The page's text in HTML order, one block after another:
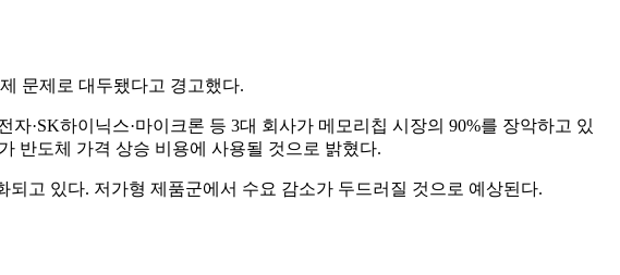
문제로 대두됐다고 경고했다.
·SK하이닉스·마이크론 등 3대 회사가 메모리칩 시장의 90%를 장악하고 있
반도체 가격 상승 비용에 사용될 것으로 밝혔다.
고 있다. 저가형 제품군에서 수요 감소가 두드러질 것으로 예상된다.